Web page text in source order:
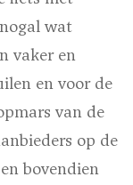
wat
vaker en
en voor de
van de
op de
bovendien